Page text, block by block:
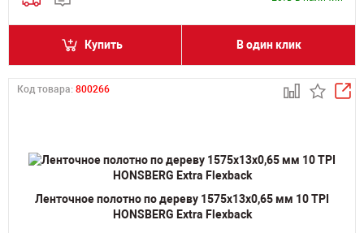
Купить В один клик
Код товара: 800266
Ленточное полотно по дереву 1575х13х0,65 мм 10 TPI
HONSBERG Extra Flexback